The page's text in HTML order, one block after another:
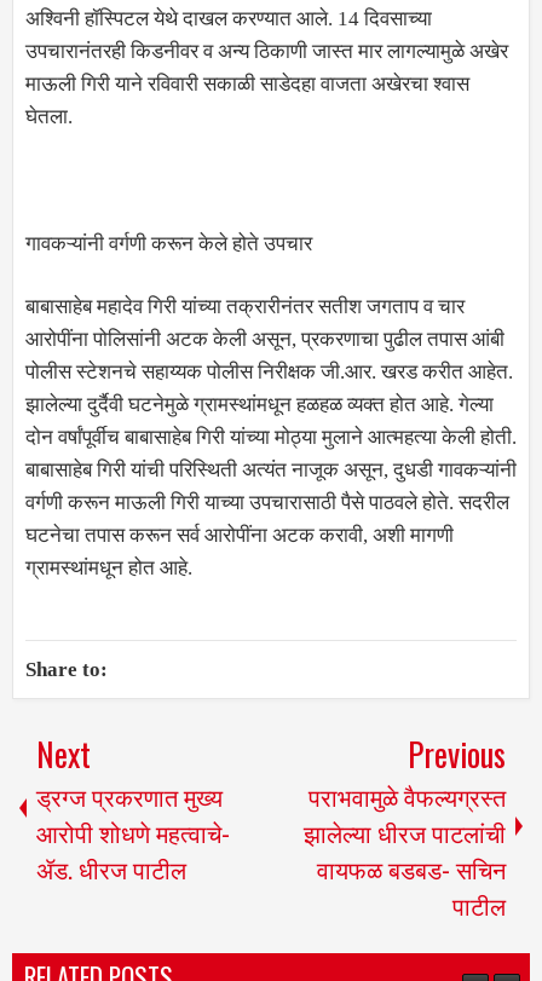
अश्विनी हॉस्पिटल येथे दाखल करण्यात आले. 14 दिवसाच्या
उपचारानंतरही किडनीवर व अन्य ठिकाणी जास्त मार लागल्यामुळे अखेर
माऊली गिरी याने रविवारी सकाळी साडेदहा वाजता अखेरचा श्वास
घेतला.
गावकऱ्यांनी वर्गणी करून केले होते उपचार
बाबासाहेब महादेव गिरी यांच्या तक्रारीनंतर सतीश जगताप व चार
आरोपींना पोलिसांनी अटक केली असून, प्रकरणाचा पुढील तपास आंबी
पोलीस स्टेशनचे सहाय्यक पोलीस निरीक्षक जी.आर. खरड करीत आहेत.
झालेल्या दुर्दैवी घटनेमुळे ग्रामस्थांमधून हळहळ व्यक्त होत आहे. गेल्या
दोन वर्षांपूर्वीच बाबासाहेब गिरी यांच्या मोठ्या मुलाने आत्महत्या केली होती.
बाबासाहेब गिरी यांची परिस्थिती अत्यंत नाजूक असून, दुधडी गावकऱ्यांनी
वर्गणी करून माऊली गिरी याच्या उपचारासाठी पैसे पाठवले होते. सदरील
घटनेचा तपास करून सर्व आरोपींना अटक करावी, अशी मागणी
ग्रामस्थांमधून होत आहे.
Share to:
Next
ड्रग्ज प्रकरणात मुख्य
आरोपी शोधणे महत्वाचे-
ॲड. धीरज पाटील
Previous
पराभवामुळे वैफल्यग्रस्त
झालेल्या धीरज पाटलांची
वायफळ बडबड- सचिन
पाटील